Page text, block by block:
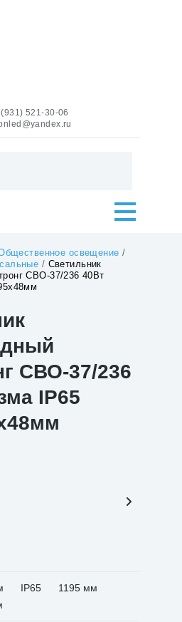
521-30-06
освещение /
/ Светильник
СВО-37/236 40Вт
СВО-37/236
IP65
IP65
1195 мм